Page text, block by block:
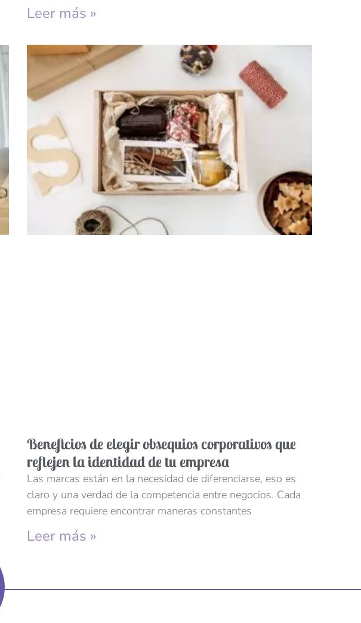
Leer más »
Beneficios de elegir obsequios corporativos que
reflejen la identidad de tu empresa
Las marcas están en la necesidad de diferenciarse, eso es
claro y una verdad de la competencia entre negocios. Cada
empresa requiere encontrar maneras constantes
Leer más »